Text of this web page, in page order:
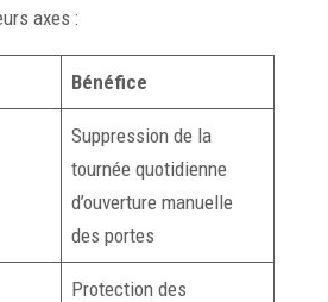
axes :
Bénéfice
Suppression de la
tournée quotidienne
d’ouverture manuelle
des portes
Protection des